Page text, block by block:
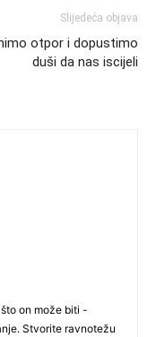
Slijedeća objava
otpor i dopustimo
duši da nas iscijeli
on može biti -
Stvorite ravnotežu